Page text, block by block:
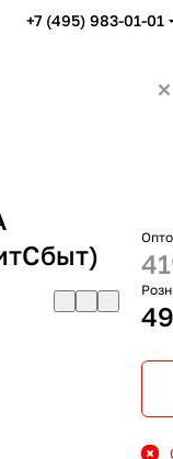
+7 (495) 983-01-01